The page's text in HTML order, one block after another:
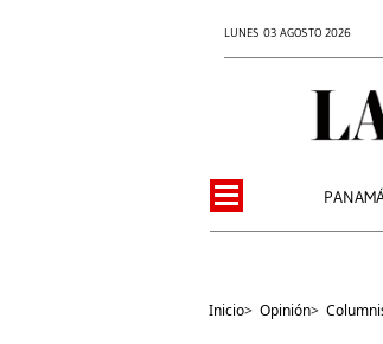
LUNES 03 AGOSTO 2026
Inicio> Opinión>